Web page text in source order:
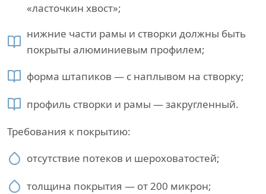
«ласточкин хвост»;
нижние части рамы и створки должны быть
покрыты алюминиевым профилем;
форма штапиков — с наплывом на створку;
профиль створки и рамы — закругленный.
Требования к покрытию:
отсутствие потеков и шероховатостей;
толщина покрытия — от 200 микрон;